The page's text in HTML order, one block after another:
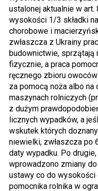
ustalonej aktualnie w art.
wysokości 1/3 składki
chorobowe i
zwłaszcza z Ukrainy
budownictwie, sprzątają
fizycznie, a praca
ręcznego zbioru
za pomocą noża albo na
maszynach rolniczych
z dużym
licznych wypadków, a
wskutek których
niewielki, zwłaszcza po
daty wypadku. Po
wprowadzono zmiany
ustawy co do wysokości
pomocnika rolnika w